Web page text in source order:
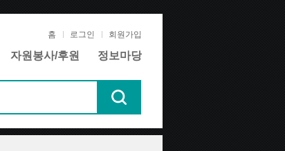
홈 로그인 회원가입
자원봉사/후원 정보마당